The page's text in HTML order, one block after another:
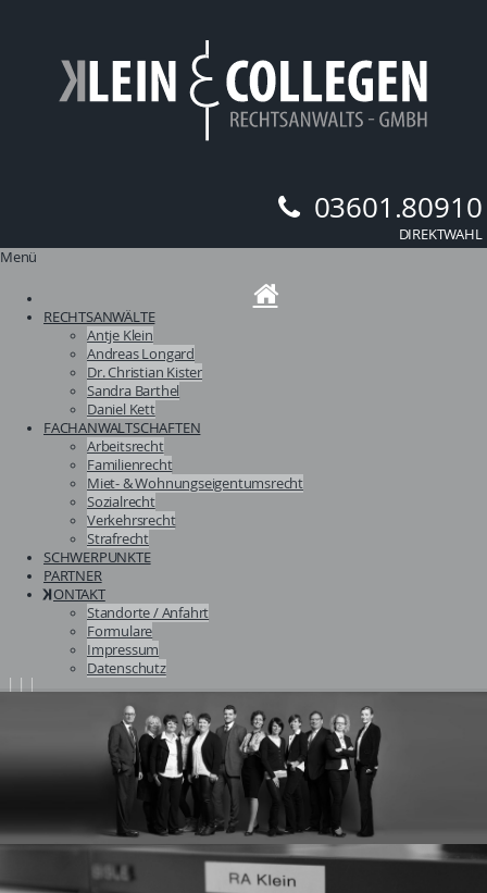
03601.80910
DIREKTWAHL
Menü
RECHTSANWÄLTE
Antje Klein
Andreas Longard
Dr. Christian Kister
Sandra Barthel
Daniel Kett
FACHANWALTSCHAFTEN
Arbeitsrecht
Familienrecht
Miet- & Wohnungs­eigentumsrecht
Sozialrecht
Verkehrsrecht
Strafrecht
SCHWERPUNKTE
PARTNER
ONTAKT
Standorte / Anfahrt
Formulare
Impressum
Datenschutz